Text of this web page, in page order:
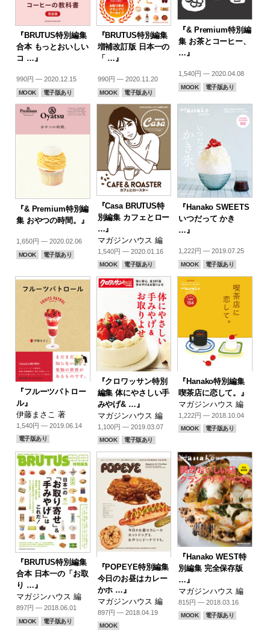
『BRUTUS特別編集
合本 もっとおいしい
コ …』
990円 — 2020.12.15
MOOK 電子版あり
『BRUTUS特別編集
増補改訂版 日本一の
「 …』
990円 — 2020.11.20
MOOK 電子版あり
『& Premium特別編
集 お茶とコーヒー、
…』
1,540円 — 2020.04.08
MOOK 電子版あり
『& Premium特別編
集 おやつの時間。』
1,650円 — 2020.02.06
MOOK 電子版あり
『Casa BRUTUS特
別編集 カフェとロー
…』
マガジンハウス 編
1,540円 — 2020.01.16
MOOK 電子版あり
『Hanako SWEETS
いつだって かき
…』
1,222円 — 2019.07.25
MOOK 電子版あり
『フルーツパトロー
ル』
伊藤まさこ 著
1,540円 — 2019.06.14
電子版あり
『クロワッサン特別
編集 体にやさしい手
みやげ& …』
マガジンハウス 編
1,100円 — 2019.03.07
MOOK 電子版あり
『Hanako特別編集
喫茶店に恋して。』
マガジンハウス 編
1,222円 — 2018.10.04
MOOK 電子版あり
『BRUTUS特別編集
合本 日本一の「お取
り …』
マガジンハウス 編
897円 — 2018.06.01
MOOK 電子版あり
『POPEYE特別編集
今日のお昼はカレー
かホ …』
マガジンハウス 編
897円 — 2018.04.19
MOOK
『Hanako WEST特
別編集 完全保存版
…』
マガジンハウス 編
815円 — 2018.03.16
MOOK 電子版あり